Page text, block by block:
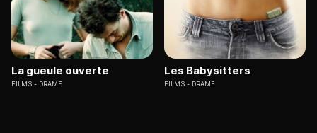
La gueule ouverte
FILMS DRAME
Les Babysitters
FILMS DRAME